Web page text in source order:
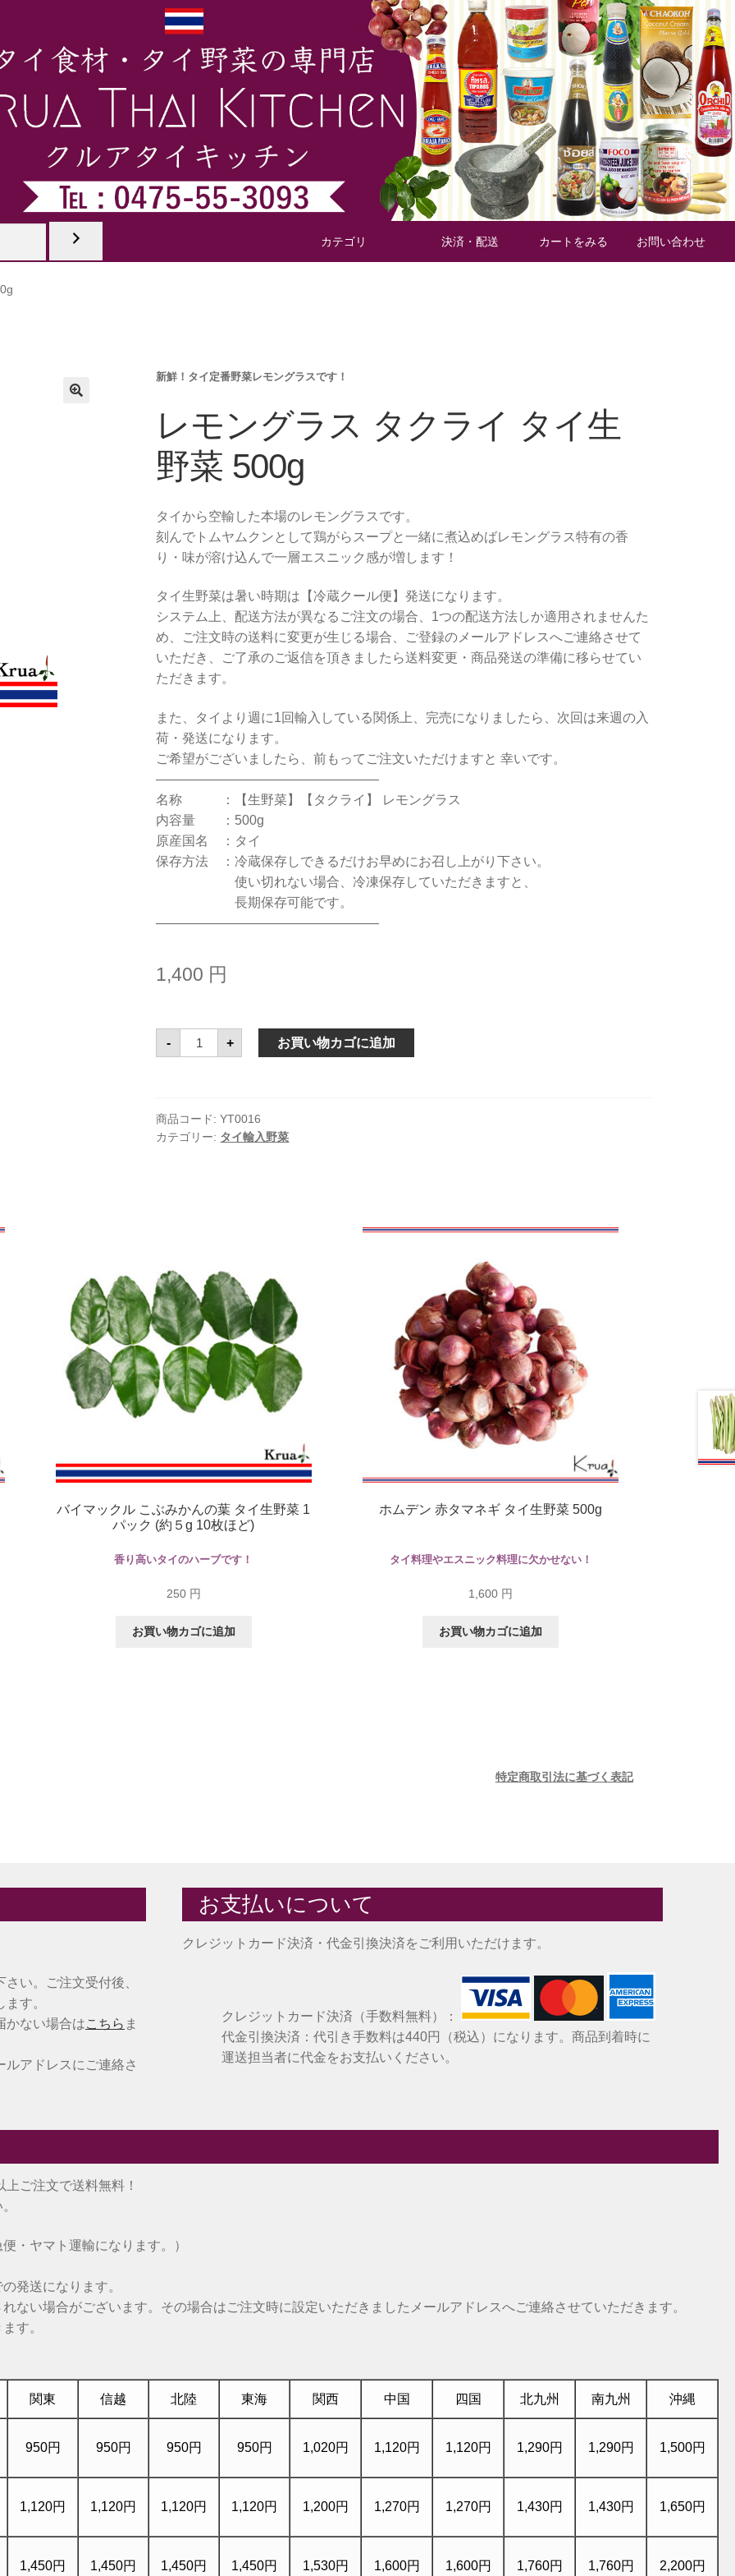
カテゴリ
ツ製品 カレーペースト タイのペースト タイのパウダー タイ食材の缶詰 タイ加工食材 タイスパイス フルーツ缶詰
決済・配送 カートをみる お問い合わせ
新鮮！タイ定番野菜レモングラスです！
レモングラス タクライ タイ生
野菜 500g
タイから空輸した本場のレモングラスです。
刻んでトムヤムクンとして鶏がらスープと一緒に煮込めばレモングラス特有の香
り・味が溶け込んで一層エスニック感が増します！
タイ生野菜は暑い時期は【冷蔵クール便】発送になります。
システム上、配送方法が異なるご注文の場合、1つの配送方法しか適用されませんた
め、ご注文時の送料に変更が生じる場合、ご登録のメールアドレスへご連絡させて
いただき、ご了承のご返信を頂きましたら送料変更・商品発送の準備に移らせてい
ただきます。
また、タイより週に1回輸入している関係上、完売になりましたら、次回は来週の入
荷・発送になります。
ご希望がございましたら、前もってご注文いただけますと 幸いです。
—————————————————
名称 ：【生野菜】【タクライ】 レモングラス
内容量 ：500g
原産国名 ：タイ
保存方法 ：冷蔵保存しできるだけお早めにお召し上がり下さい。
使い切れない場合、冷凍保存していただきますと、
長期保存可能です。
—————————————————
1,400 円
-
レ
ン
タ
ク
ラ
+ お買い物カゴに追加
商品コード:YT0016
カテゴリー: タイ輸入野菜
バイマックル こぶみかんの葉 タイ生野菜 1
パック (約５g 10枚ほど)
香り高いタイのハーブです！
250 円
お買い物カゴに追加
ホムデン 赤タマネギ タイ生野菜 500g
タイ料理やエスニック料理に欠かせない！
1,600 円
お買い物カゴに追加
特定商取引法に基づく表記
い。ご注文受付後、
す。
かない場合はこちら ま
アドレスにご連絡さ
お支払いについて
クレジットカード決済・代金引換決済をご利用いただけます。
クレジットカード決済（手数料無料）：
代金引換決済：代引き手数料は440円（税込）になります。商品到着時に
運送担当者に代金をお支払いください。
ご注文で送料無料！
・ヤマト運輸になります。）
発送になります。
ない場合がございます。その場合はご注文時に設定いただきましたメールアドレスへご連絡させていただきます。
す。
関東 信越 北陸 東海 関西 中国 四国 北九州 南九州 沖縄
950円 950円 950円 950円 1,020円 1,120円 1,120円 1,290円 1,290円 1,500円
1,120円 1,120円 1,120円 1,120円 1,200円 1,270円 1,270円 1,430円 1,430円 1,650円
1,450円 1,450円 1,450円 1,450円 1,530円 1,600円 1,600円 1,760円 1,760円 2,200円